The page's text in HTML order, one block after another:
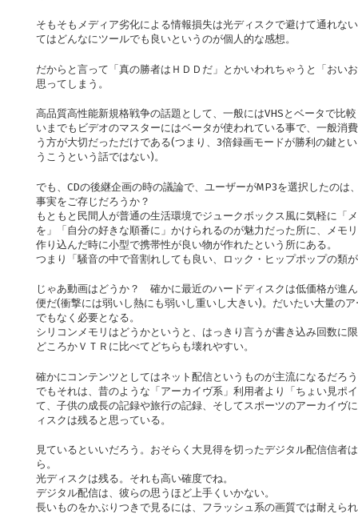
そもそもメディア劣化による情報損失は光ディスクで避けて通れな
てはどんなにツールでも良いというのが個人的な感想。
だからと言って「真の勝者はＨＤＤだ」とかいわれちゃうと「おい
思ってしまう。
高品質高性能新規格戦争の話題として、一般にはVHSとベータで比
いまでもビデオのマスターにはベータが使われている事で、一般消
う方が大切だっただけである(つまり、3倍録画モードが勝利の鍵と
うこうという話ではない)。
でも、CDの後継企画の時の議論で、ユーザーがMP3を選択したのは
事実をご存じだろうか？
もともと民間人が普通の生活環境でジュークボックス風に気軽に「
を」「自分の好きな順番に」かけられるのが魅力だった所に、メモ
作り込んだ時に小型で携帯性が良い物が作れたという所にある。
つまり「騒音の中で音割れしても良い、ロック・ヒップポップの類
じゃあ動画はどうか？ 確かに最近のハードディスクは低価格が進
便だ(衝撃には弱いし熱にも弱いし重いし大きい)。だいたい大量の
でもなく必要となる。
シリコンメモリはどうかというと、はっきり言うが書き込み回数に
どころかＶＴＲに比べてどちらも壊れやすい。
確かにコンテンツとしてはネット配信というものが主流になるだろ
でもそれは、昔のような「アーカイヴ系」利用者より「ちょい見ポ
て、子供の成長の記録や旅行の記録、そしてスポーツのアーカイヴ
ィスクは残ると思っている。
見ているといいだろう。おそらく大見得を切ったデジタル配信信者
ら。
光ディスクは残る。それも高い確度でね。
デジタル配信は、彼らの思うほど上手くいかない。
長いものをかぶりつきで見るには、フラッシュ系の画質では耐えら